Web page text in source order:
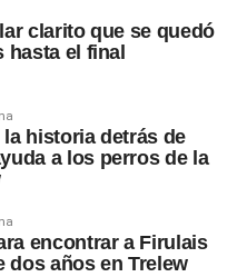
clarito que se quedó
hasta el final
historia detrás de
a los perros de la
encontrar a Firulais
dos años en Trelew